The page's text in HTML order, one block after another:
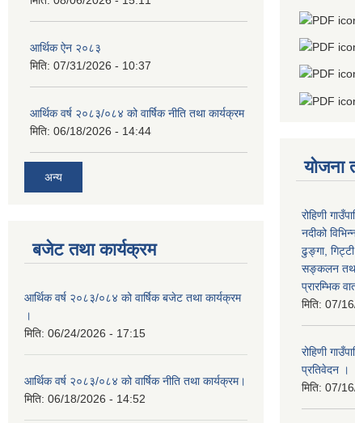
आर्थिक ऐन २०८३
मिति: 07/31/2026 - 10:37
आर्थिक वर्ष २०८३/०८४ को वार्षिक नीति तथा कार्यक्रम
मिति: 06/18/2026 - 14:44
अन्य
बजेट तथा कार्यक्रम
आर्थिक वर्ष २०८३/०८४ को वार्षिक बजेट तथा कार्यक्रम
।
मिति: 06/24/2026 - 17:15
आर्थिक वर्ष २०८३/०८४ को वार्षिक नीति तथा कार्यक्रम।
मिति: 06/18/2026 - 14:52
योजना
रोहिणी
नदीको
ढुङ्गा,
सङ्कलन तथा
प्रारम्भिक
मिति: 07/
रोहिणी
प्रतिवेदन ।
मिति: 07/